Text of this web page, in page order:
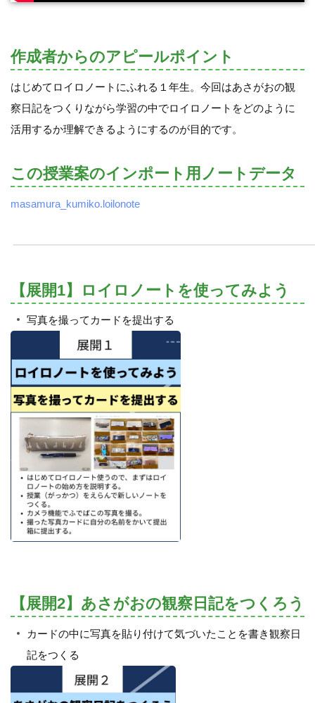
作成者からのアピールポイント
はじめてロイロノートにふれる１年生。今回はあさがおの観
察日記をつくりながら学習の中でロイロノートをどのように
活用するか理解できるようにするのが目的です。
この授業案のインポート用ノートデータ
masamura_kumiko.loilonote
【展開1】ロイロノートを使ってみよう
写真を撮ってカードを提出する
【展開2】あさがおの観察日記をつくろう
カードの中に写真を貼り付けて気づいたことを書き観察日
記をつくる